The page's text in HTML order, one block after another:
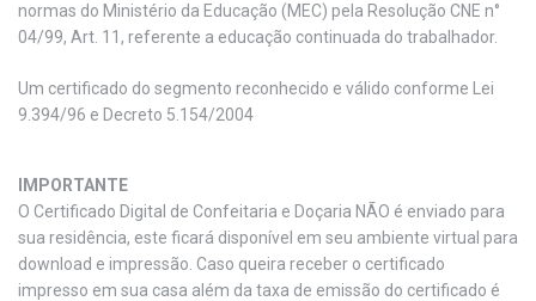
normas do Ministério da Educação (MEC) pela Resolução CNE n°
04/99, Art. 11, referente a educação continuada do trabalhador.
Um certificado do segmento reconhecido e válido conforme Lei
9.394/96 e Decreto 5.154/2004
IMPORTANTE
O Certificado Digital de Confeitaria e Doçaria NÃO é enviado para
sua residência, este ficará disponível em seu ambiente virtual para
download e impressão. Caso queira receber o certificado
impresso em sua casa além da taxa de emissão do certificado é